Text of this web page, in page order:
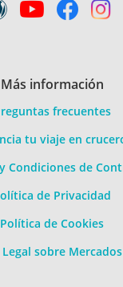
Más información
frecuentes
tu viaje en
Condiciones de
de Privacidad
Política de Cookies
sobre